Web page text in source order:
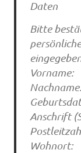
Daten
Bitte
Vorname:
Nachname:
Anschrift
Wohnort: